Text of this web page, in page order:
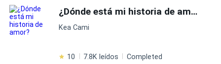
¿Dónde está mi historia de amor?
Kea Cami
10 7.8K leídos Completed